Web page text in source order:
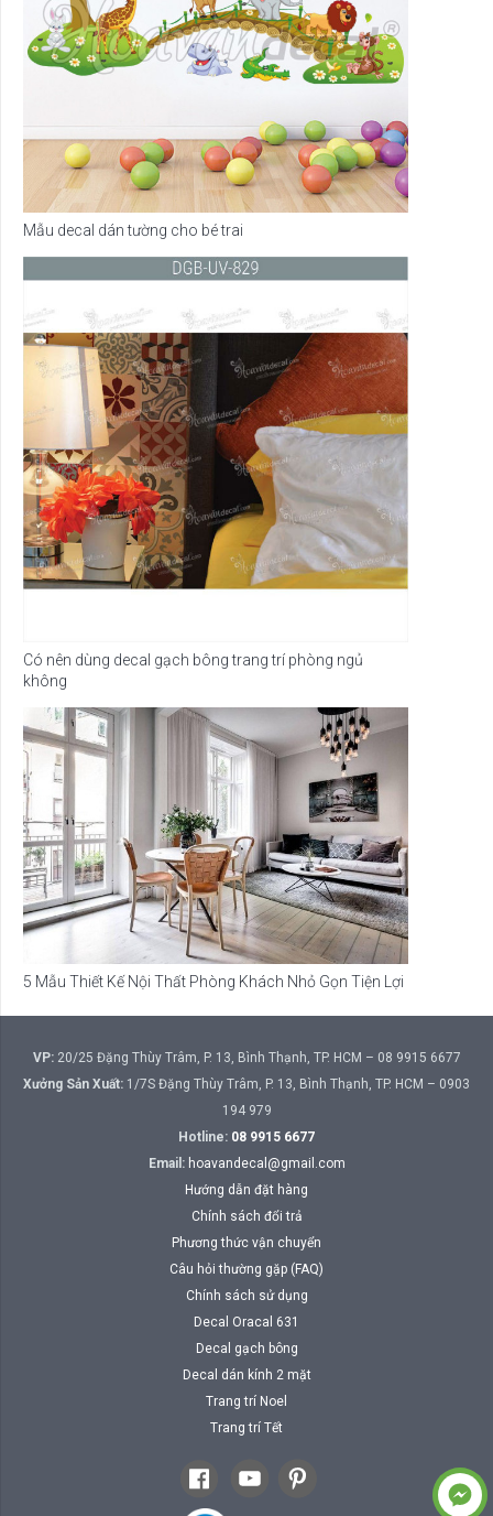
Mẫu decal dán tường cho bé trai
Có nên dùng decal gạch bông trang trí phòng ngủ
không
5 Mẫu Thiết Kế Nội Thất Phòng Khách Nhỏ Gọn Tiện Lợi
VP:20/25 Đặng Thùy Trâm, P. 13, Bình Thạnh, TP. HCM – 08 9915 6677
Xưởng Sản Xuất: 1/7S Đặng Thùy Trâm, P. 13, Bình Thạnh, TP. HCM – 0903
194 979
Hotline: 08 9915 6677
Email: hoavandecal@gmail.com
Hướng dẫn đặt hàng
Chính sách đổi trả
Phương thức vận chuyển
Câu hỏi thường gặp (FAQ)
Chính sách sử dụng
Decal Oracal 631
Decal gạch bông
Decal dán kính 2 mặt
Trang trí Noel
Trang trí Tết